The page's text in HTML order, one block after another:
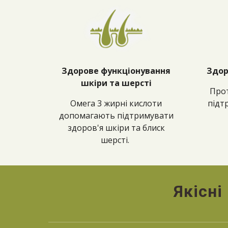
Здорове функціонування
шкіри та шерсті
Омега 3 жирні кислоти
допомагають підтримувати
здоров'я шкіри та блиск
шерсті.